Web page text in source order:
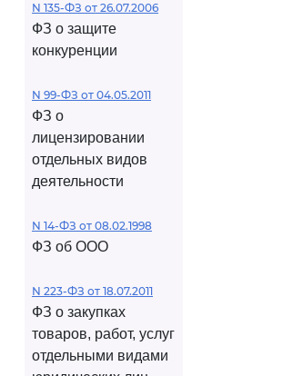
N 135-ФЗ от 26.07.2006
ФЗ о защите
конкуренции
N 99-ФЗ от 04.05.2011
ФЗ о
лицензировании
отдельных видов
деятельности
N 14-ФЗ от 08.02.1998
ФЗ об ООО
N 223-ФЗ от 18.07.2011
ФЗ о закупках
товаров, работ, услуг
отдельными видами